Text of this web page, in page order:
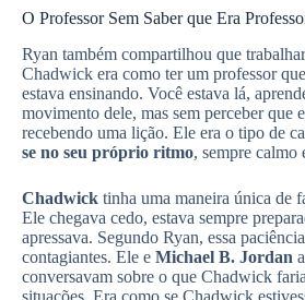
O Professor Sem Saber que Era
Ryan também compartilhou que
Chadwick era como ter um professor
estava ensinando. Você estava lá,
movimento dele, mas sem perceber que
recebendo uma lição. Ele era o tipo de
se no seu próprio ritmo, sempre calmo
Chadwick tinha uma maneira única de
Ele chegava cedo, estava sempre
apressava. Segundo Ryan, essa
contagiantes. Ele e Michael B. Jordan
conversavam sobre o que Chadwick
situações. Era como se Chadwick